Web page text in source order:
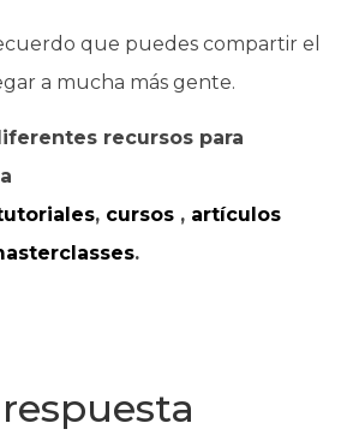
que puedes compartir el
a mucha más gente.
recursos para
, cursos , artículos
.